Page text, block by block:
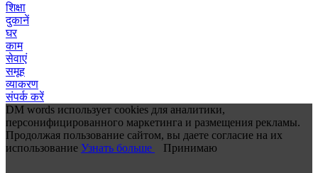
शिक्षा
दुकानें
घर
काम
सेवाएं
समूह
व्याकरण
संपर्क करें
DM words использует cookies для аналитики,
персонифицированного маркетинга и размещения рекламы.
Продолжая пользование сайтом, вы даете согласие на их
использование Узнать больше Принимаю